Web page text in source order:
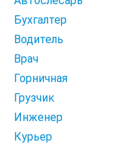
Бухгалтер
Водитель
Врач
Горничная
Грузчик
Инженер
Курьер